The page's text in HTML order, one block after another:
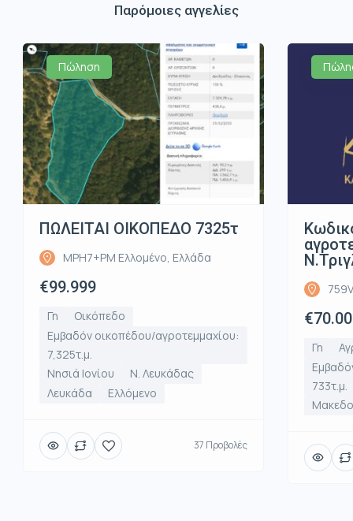
Παρόμοιες αγγελίες
Πώληση
ΠΩΛΕΙΤΑΙ ΟΙΚΟΠΕΔΟ 7325τ
MPH7+PM Ελλομένο, Ελλάδα
€99.999
Γη
Οικόπεδο
Εμβαδόν οικοπέδου/αγροτεμμαχίου:
7,325τ.μ.
Νησιά Ιονίου
Ν. Λευκάδας
Λευκάδα
Ελλόμενο
37 Προβολές
Γη
733τ.μ.